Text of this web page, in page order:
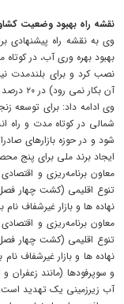
نقشه راه بهبود وضعیت
وی به نقشه راه پیشنهادی
بهبود بهره وری آب، در
نصب کرد و برای بلندمدت
آن بکار نمی رود) در ۲۰ درصد مزارع روی آورد.
شمالی در کوتاه مدت و راه
شود و در حوزه بازارهای
ایجاد برند ملی برای پنج
معاون برنامه‌ریزی و
تنوع اقلیمی (کشت چهار
نهاده ها و بازار غیرشفاف نام
معاون برنامه‌ریزی و
تنوع اقلیمی (کشت چهار
نهاده ها و بازار غیرشفاف
و سوپرفودها (مانند
آب زیرزمینی یک تهدید است.